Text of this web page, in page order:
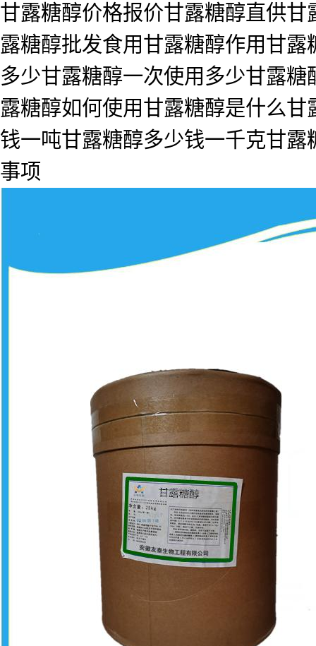
甘露糖醇价格报价甘露糖醇直供
露糖醇批发食用甘露糖醇作用甘
多少甘露糖醇一次使用多少甘露
露糖醇如何使用甘露糖醇是什么
钱一吨甘露糖醇多少钱一千克甘
事项